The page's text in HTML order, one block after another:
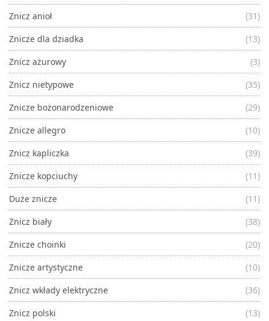
Znicz anioł
(31)
Znicze dla dziadka
(13)
Znicz ażurowy
(3)
Znicz nietypowe
(35)
Znicze bożonarodzeniowe
(29)
Znicze allegro
(10)
Znicz kapliczka
(39)
Znicze kopciuchy
(11)
Duże znicze
(11)
Znicz biały
(38)
Znicze choinki
(20)
Znicze artystyczne
(10)
Znicz wkłady elektryczne
(36)
Znicz polski
(13)